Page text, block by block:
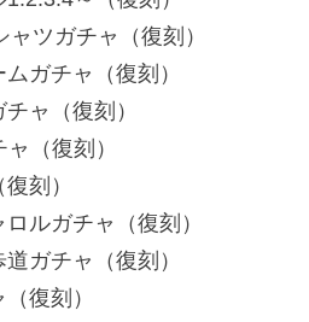
ツガチャ（復刻）
ガチャ（復刻）
ャ（復刻）
（復刻）
刻）
ルガチャ（復刻）
ガチャ（復刻）
復刻）